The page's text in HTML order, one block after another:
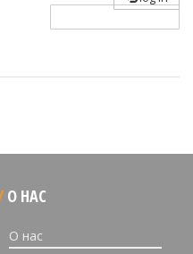
О НАС
О нас